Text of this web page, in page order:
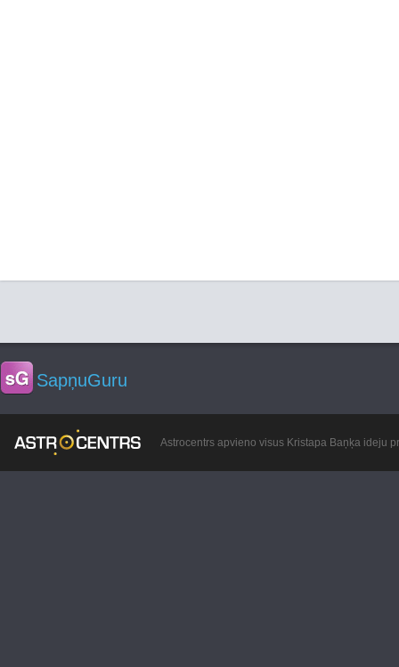
SapņuGuru
Astrocentrs apvieno visus Kristapa Baņķa ideju